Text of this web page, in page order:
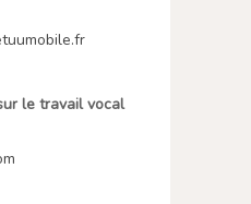
le travail vocal